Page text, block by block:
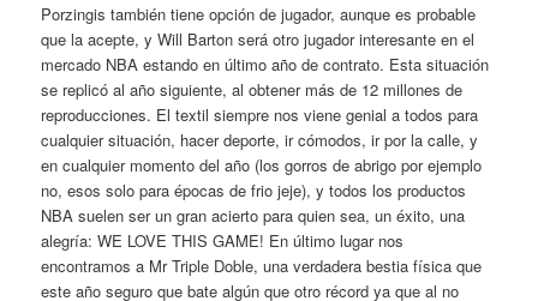
Porzingis también tiene opción de jugador, aunque es probable
que la acepte, y Will Barton será otro jugador interesante en el
mercado NBA estando en último año de contrato. Esta situación
se replicó al año siguiente, al obtener más de 12 millones de
reproducciones. El textil siempre nos viene genial a todos para
cualquier situación, hacer deporte, ir cómodos, ir por la calle, y
en cualquier momento del año (los gorros de abrigo por ejemplo
no, esos solo para épocas de frio jeje), y todos los productos
NBA suelen ser un gran acierto para quien sea, un éxito, una
alegría: WE LOVE THIS GAME! En último lugar nos
encontramos a Mr Triple Doble, una verdadera bestia física que
este año seguro que bate algún que otro récord ya que al no